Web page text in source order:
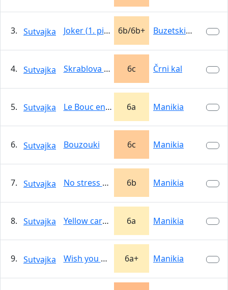
3. Sutvajka Joker (1. pitch) 6b/6b+ Buzetski kanjon
4. Sutvajka Skrablova poč 6c Črni kal
5. Sutvajka Le Bouc en Pet 6a Manikia
6. Sutvajka Bouzouki 6c Manikia
7. Sutvajka No stress a Konistres 6b Manikia
8. Sutvajka Yellow carrot 6a Manikia
9. Sutvajka Wish you were here 6a+ Manikia